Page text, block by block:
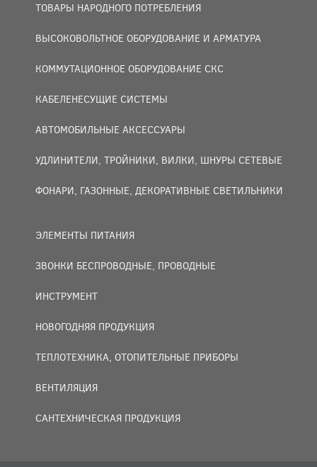
ТОВАРЫ НАРОДНОГО ПОТРЕБЛЕНИЯ
ВЫСОКОВОЛЬТНОЕ ОБОРУДОВАНИЕ И АРМАТУРА
КОММУТАЦИОННОЕ ОБОРУДОВАНИЕ СКС
КАБЕЛЕНЕСУЩИЕ СИСТЕМЫ
АВТОМОБИЛЬНЫЕ АКСЕССУАРЫ
УДЛИНИТЕЛИ, ТРОЙНИКИ, ВИЛКИ, ШНУРЫ СЕТЕВЫЕ
ФОНАРИ, ГАЗОННЫЕ, ДЕКОРАТИВНЫЕ СВЕТИЛЬНИКИ
ЭЛЕМЕНТЫ ПИТАНИЯ
ЗВОНКИ БЕСПРОВОДНЫЕ, ПРОВОДНЫЕ
ИНСТРУМЕНТ
НОВОГОДНЯЯ ПРОДУКЦИЯ
ТЕПЛОТЕХНИКА, ОТОПИТЕЛЬНЫЕ ПРИБОРЫ
ВЕНТИЛЯЦИЯ
САНТЕХНИЧЕСКАЯ ПРОДУКЦИЯ